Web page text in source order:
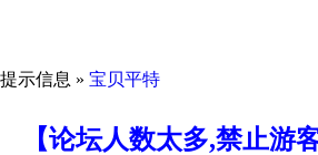
提示信息 » 宝贝平特
【论坛人数太多,禁止